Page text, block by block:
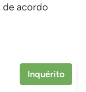
de acordo
Inquérito